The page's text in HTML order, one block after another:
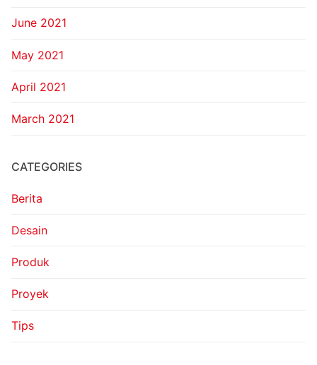
June 2021
May 2021
April 2021
March 2021
CATEGORIES
Berita
Desain
Produk
Proyek
Tips